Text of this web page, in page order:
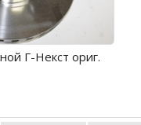
Г-Некст ориг.